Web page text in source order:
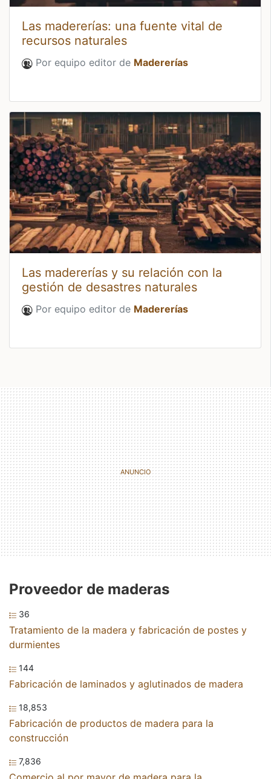
Las madererías: una fuente vital de
recursos naturales
Por equipo editor de Madererías
Las madererías y su relación con la
gestión de desastres naturales
Por equipo editor de Madererías
Proveedor de maderas
36
Tratamiento de la madera y fabricación de postes y
durmientes
144
Fabricación de laminados y aglutinados de madera
18,853
Fabricación de productos de madera para la
construcción
7,836